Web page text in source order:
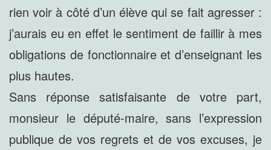
rien voir à côté d’un élève qui se fait agresser :
j’aurais eu en effet le sentiment de faillir à mes
obligations de fonctionnaire et d’enseignant les
plus hautes.
Sans réponse satisfaisante de votre part,
monsieur le député-maire, sans l’expression
publique de vos regrets et de vos excuses, je